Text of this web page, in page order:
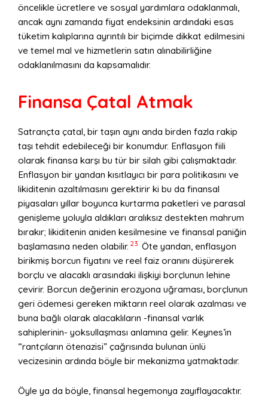
öncelikle ücretlere ve sosyal yardımlara odaklanmalı,
ancak aynı zamanda fiyat endeksinin ardındaki esas
tüketim kalıplarına ayrıntılı bir biçimde dikkat edilmesini
ve temel mal ve hizmetlerin satın alınabilirliğine
odaklanılmasını da kapsamalıdır.
Finansa Çatal Atmak
Satrançta çatal, bir taşın aynı anda birden fazla rakip
taşı tehdit edebileceği bir konumdur. Enflasyon fiili
olarak finansa karşı bu tür bir silah gibi çalışmaktadır.
Enflasyon bir yandan kısıtlayıcı bir para politikasını ve
likiditenin azaltılmasını gerektirir ki bu da finansal
piyasaları yıllar boyunca kurtarma paketleri ve parasal
genişleme yoluyla aldıkları aralıksız destekten mahrum
bırakır; likiditenin aniden kesilmesine ve finansal paniğin
başlamasına neden olabilir. 23 Öte yandan, enflasyon
birikmiş borcun fiyatını ve reel faiz oranını düşürerek
borçlu ve alacaklı arasındaki ilişkiyi borçlunun lehine
çevirir. Borcun değerinin erozyona uğraması, borçlunun
geri ödemesi gereken miktarın reel olarak azalması ve
buna bağlı olarak alacaklıların -finansal varlık
sahiplerinin- yoksullaşması anlamına gelir. Keynes’in
“rantçıların ötenazisi” çağrısında bulunan ünlü
vecizesinin ardında böyle bir mekanizma yatmaktadır.
Öyle ya da böyle, finansal hegemonya zayıflayacaktır.